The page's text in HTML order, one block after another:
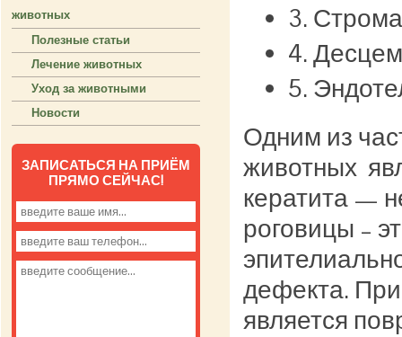
3.
4.
5.
Одним из
животных
кератита —
роговицы –
дефекта.
является
животных
Полезные статьи
Лечение животных
Уход за животными
Новости
ЗАПИСАТЬСЯ НА ПРИЁМ
ПРЯМО СЕЙЧАС!